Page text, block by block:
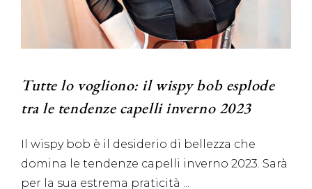
Tutte lo vogliono: il wispy bob esplode
tra le tendenze capelli inverno 2023
Il wispy bob è il desiderio di bellezza che
domina le tendenze capelli inverno 2023. Sarà
per la sua estrema praticità